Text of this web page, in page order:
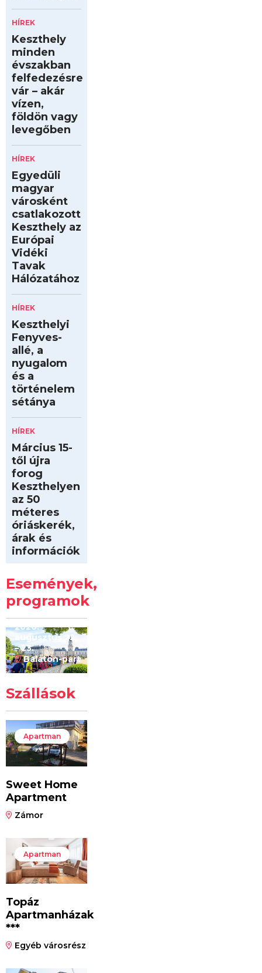
HÍREK
Keszthely
minden
évszakban
felfedezésre
vár – akár
vízen,
földön vagy
levegőben
HÍREK
Egyedüli
magyar
városként
csatlakozott
Keszthely az
Európai
Vidéki
Tavak
Hálózatához
HÍREK
Keszthelyi
Fenyves-
allé, a
nyugalom
és a
történelem
sétánya
HÍREK
Március 15-
től újra
forog
Keszthelyen
az 50
méteres
óriáskerék,
árak és
információk
Események,
programok
Kilóméterek
2026
2026.
augusztus 22
– 23.
Balaton-part
Szállások
Apartman
Sweet Home
Apartment
Zámor
Apartman
Topáz
Apartmanházak
***
Egyéb városrész